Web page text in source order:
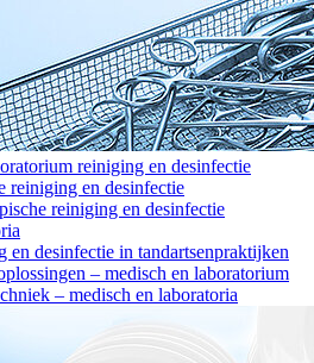
reiniging en desinfectie
reiniging en desinfectie
reiniging en desinfectie
en desinfectie in tandartsenpraktijken
– medisch en laboratorium
– medisch en laboratoria